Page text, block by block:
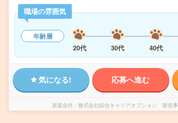
職場の雰囲気
年齢層
20代
30代 40代
気になる! 応募へ進む
派遣会社 株式会社綜合キャリアオプション 製造事